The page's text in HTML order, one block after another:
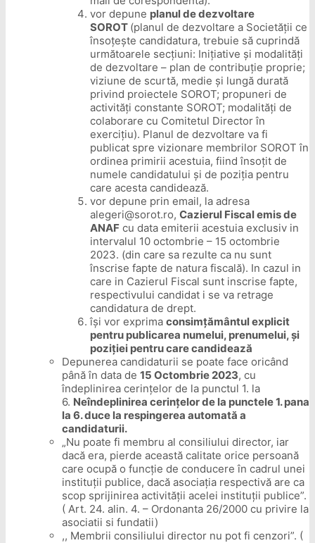
vor depune planul de dezvoltare
SOROT (planul de dezvoltare a Societății ce
însoțește candidatura, trebuie să cuprindă
următoarele secțiuni: Inițiative și modalități
de dezvoltare – plan de contribuție proprie;
viziune de scurtă, medie și lungă durată
privind proiectele SOROT; propuneri de
activități constante SOROT; modalități de
colaborare cu Comitetul Director în
exercițiu). Planul de dezvoltare va fi
publicat spre vizionare membrilor SOROT în
ordinea primirii acestuia, fiind însoțit de
numele candidatului și de poziția pentru
care acesta candidează.
vor depune prin email, la adresa
alegeri@sorot.ro, Cazierul Fiscal emis de
ANAF cu data emiterii acestuia exclusiv in
intervalul 10 octombrie – 15 octombrie
2023. (din care sa rezulte ca nu sunt
înscrise fapte de natura fiscală). In cazul in
care in Cazierul Fiscal sunt inscrise fapte,
respectivului candidat i se va retrage
candidatura de drept.
își vor exprima consimțământul explicit
pentru publicarea numelui, prenumelui, și
poziției pentru care candidează
Depunerea candidaturii se poate face oricând
până în data de 15 Octombrie 2023, cu
îndeplinirea cerințelor de la punctul 1. la
6. Neîndeplinirea cerințelor de la punctele 1. pana
la 6. duce la respingerea automată a
candidaturii.
„Nu poate fi membru al consiliului director, iar
dacă era, pierde această calitate orice persoană
care ocupă o funcție de conducere în cadrul unei
instituții publice, dacă asociația respectivă are ca
scop sprijinirea activității acelei instituții publice”.
( Art. 24. alin. 4. – Ordonanta 26/2000 cu privire la
asociatii si fundatii)
,, Membrii consiliului director nu pot fi cenzori”. (